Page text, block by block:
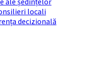
locali
decizională